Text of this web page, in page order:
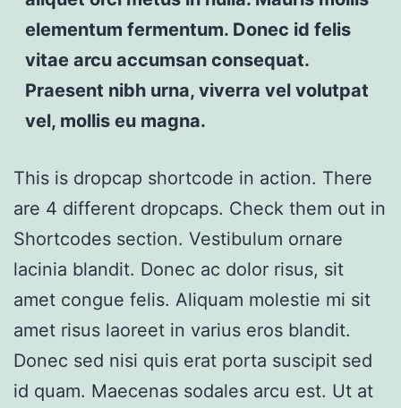
elementum fermentum. Donec id felis
vitae arcu accumsan consequat.
Praesent nibh urna, viverra vel volutpat
vel, mollis eu magna.
This is dropcap shortcode in action. There
are 4 different dropcaps. Check them out in
Shortcodes section. Vestibulum ornare
lacinia blandit. Donec ac dolor risus, sit
amet congue felis. Aliquam molestie mi sit
amet risus laoreet in varius eros blandit.
Donec sed nisi quis erat porta suscipit sed
id quam. Maecenas sodales arcu est. Ut at